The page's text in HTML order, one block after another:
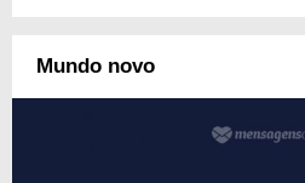
Mundo novo